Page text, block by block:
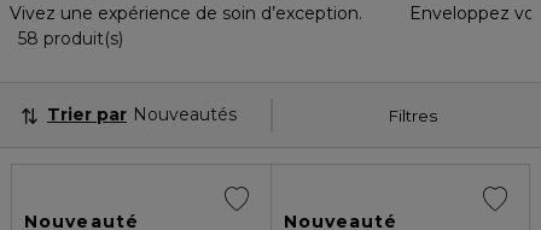
Vivez une expérience de soin d’exception.
Enveloppez
58 produit(s)
Filtres
Trier par Nouveautés
Nouveauté Nouveauté